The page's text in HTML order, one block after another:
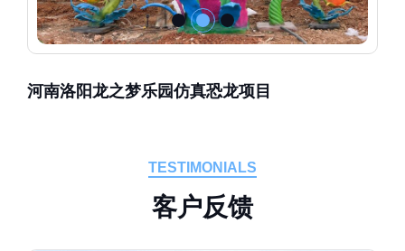
河南洛阳龙之梦乐园仿真恐龙项目
TESTIMONIALS
客户反馈